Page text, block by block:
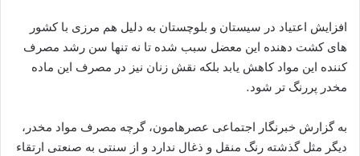
افزایش اعتیاد در سیستان و بلوچستان به دلیل هم مرزی با کشور
های کشت دهنده این معضل سبب شده تا نه تنها سن رشد مصرف
کننده این مواد کاهش یابد بلکه نقش زنان نیز در مصرف این ماده
مخدر پررنگ تر شود.
به گزارش خبرنگار اجتماعی عصرهامون، گرچه مصرف مواد مخدر،
دیگر مثل گذشته رنگ منقل و ذغال ندارد و از سنتی به صنعتی ارتقاء